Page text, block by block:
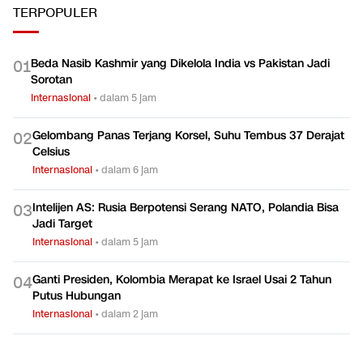
TERPOPULER
01Beda Nasib Kashmir yang Dikelola India vs Pakistan Jadi
Sorotan
Internasional •dalam 5 jam
02Gelombang Panas Terjang Korsel, Suhu Tembus 37 Derajat
Celsius
Internasional •dalam 6 jam
03Intelijen AS: Rusia Berpotensi Serang NATO, Polandia Bisa
Jadi Target
Internasional •dalam 5 jam
04Ganti Presiden, Kolombia Merapat ke Israel Usai 2 Tahun
Putus Hubungan
Internasional •dalam 2 jam